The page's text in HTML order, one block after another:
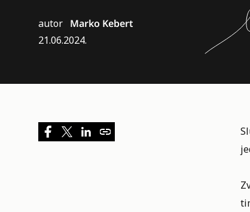
autor Marko Kebert
21.06.2024.